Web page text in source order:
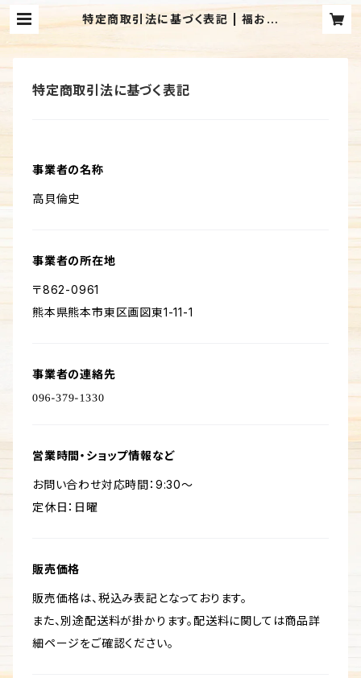
特定商取引法に基づく表記 | 福おは
特定商取引法に基づく表記
事業者の名称
高貝倫史
事業者の所在地
〒862-0961
熊本県熊本市東区画図東1-11-1
事業者の連絡先
営業時間・ショップ情報など
お問い合わせ対応時間：9:30～
定休日：日曜
販売価格
販売価格は、税込み表記となっております。
また、別途配送料が掛かります。配送料に関しては商品詳
細ページをご確認ください。